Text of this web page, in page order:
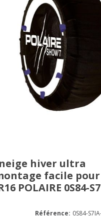
hiver ultra
facile pour
POLAIRE 0S84-
Référence: 0S84-